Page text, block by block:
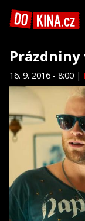
Prázdniny
16. 9. 2016 - 8:00 |